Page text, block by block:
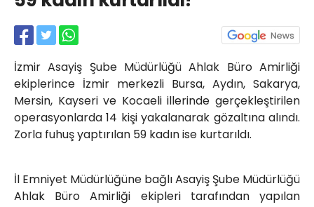
İzmir Asayiş Şube Müdürlüğü Ahlak Büro Amirliği
ekiplerince İzmir merkezli Bursa, Aydın, Sakarya,
Mersin, Kayseri ve Kocaeli illerinde gerçekleştirilen
operasyonlarda 14 kişi yakalanarak gözaltına alındı.
Zorla fuhuş yaptırılan 59 kadın ise kurtarıldı.
İl Emniyet Müdürlüğüne bağlı Asayiş Şube Müdürlüğü
Ahlak Büro Amirliği ekipleri tarafından yapılan
Yahya Kaptan Mahallesi
Akkavaklar Caddesi No:17/4 İzmit-
kocaelisokak@gmail.com